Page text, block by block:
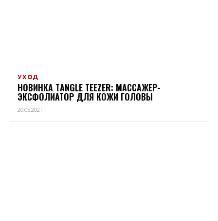
УХОД
НОВИНКА ТANGLE TEEZER: МАССАЖЕР-
ЭКСФОЛИАТОР ДЛЯ КОЖИ ГОЛОВЫ
20.05.2021